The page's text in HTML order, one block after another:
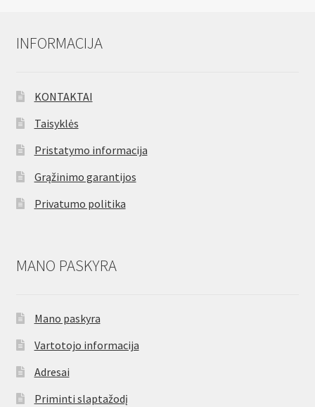
INFORMACIJA
KONTAKTAI
Taisyklės
Pristatymo informacija
Grąžinimo garantijos
Privatumo politika
MANO PASKYRA
Mano paskyra
Vartotojo informacija
Adresai
Priminti slaptažodį